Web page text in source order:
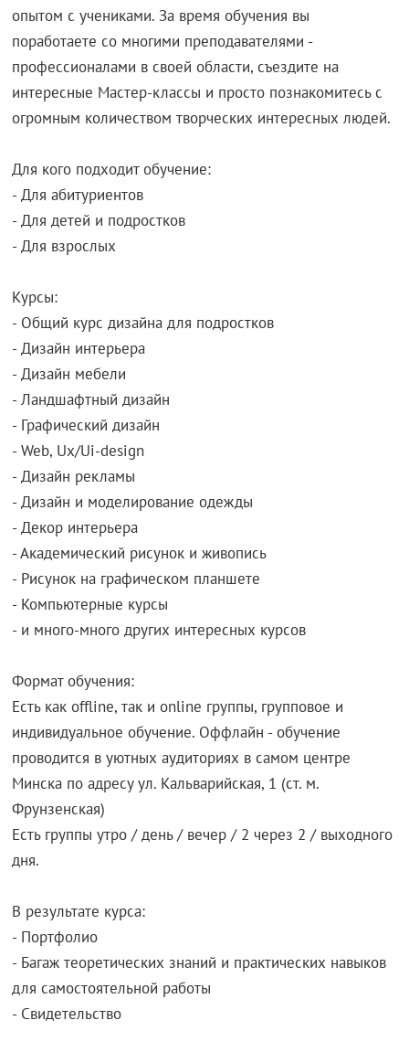
опытом с учениками. За время обучения вы
поработаете со многими преподавателями -
профессионалами в своей области, съездите на
интересные Мастер-классы и просто познакомитесь с
огромным количеством творческих интересных людей.
Для кого подходит обучение:
- Для абитуриентов
- Для детей и подростков
- Для взрослых
Курсы:
- Общий курс дизайна для подростков
- Дизайн интерьера
- Дизайн мебели
- Ландшафтный дизайн
- Графический дизайн
- Web, Ux/Ui-design
- Дизайн рекламы
- Дизайн и моделирование одежды
- Декор интерьера
- Академический рисунок и живопись
- Рисунок на графическом планшете
- Компьютерные курсы
- и много-много других интересных курсов
Формат обучения:
Есть как offline, так и online группы, групповое и
индивидуальное обучение. Оффлайн - обучение
проводится в уютных аудиториях в самом центре
Минска по адресу ул. Кальварийская, 1 (ст. м.
Фрунзенская)
Есть группы утро / день / вечер / 2 через 2 / выходного
дня.
В результате курса:
- Портфолио
- Багаж теоретических знаний и практических навыков
для самостоятельной работы
- Свидетельство